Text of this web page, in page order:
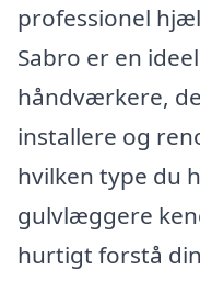
professionel
Sabro er en
håndværkere,
installere og
hvilken type du
gulvlæggere
hurtigt forstå